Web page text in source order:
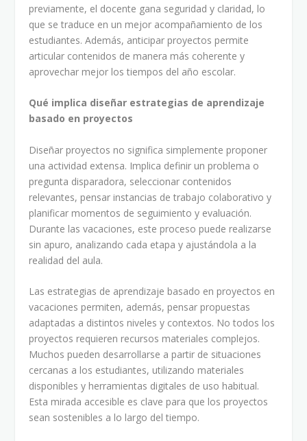
previamente, el docente gana seguridad y claridad, lo
que se traduce en un mejor acompañamiento de los
estudiantes. Además, anticipar proyectos permite
articular contenidos de manera más coherente y
aprovechar mejor los tiempos del año escolar.
Qué implica diseñar estrategias de aprendizaje
basado en proyectos
Diseñar proyectos no significa simplemente proponer
una actividad extensa. Implica definir un problema o
pregunta disparadora, seleccionar contenidos
relevantes, pensar instancias de trabajo colaborativo y
planificar momentos de seguimiento y evaluación.
Durante las vacaciones, este proceso puede realizarse
sin apuro, analizando cada etapa y ajustándola a la
realidad del aula.
Las estrategias de aprendizaje basado en proyectos en
vacaciones permiten, además, pensar propuestas
adaptadas a distintos niveles y contextos. No todos los
proyectos requieren recursos materiales complejos.
Muchos pueden desarrollarse a partir de situaciones
cercanas a los estudiantes, utilizando materiales
disponibles y herramientas digitales de uso habitual.
Esta mirada accesible es clave para que los proyectos
sean sostenibles a lo largo del tiempo.